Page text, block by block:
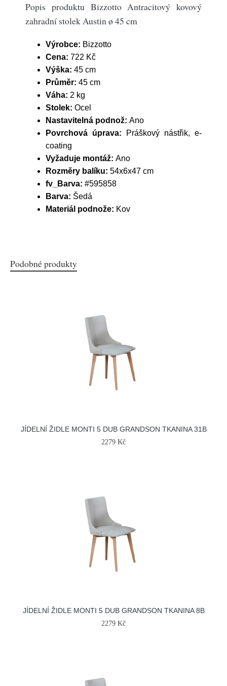
Popis produktu Bizzotto Antracitový kovový
zahradní stolek Austin ø 45 cm
Výrobce: Bizzotto
Cena: 722 Kč
Výška: 45 cm
Průměr: 45 cm
Váha: 2 kg
Stolek: Ocel
Nastavitelná podnož: Ano
Povrchová úprava:
Práškový nástřik, e-
coating
Vyžaduje montáž: Ano
Rozměry balíku: 54x6x47 cm
fv_Barva: #595858
Barva: Šedá
Materiál podnože: Kov
Podobné produkty
JÍDELNÍ ŽIDLE MONTI 5 DUB GRANDSON TKANINA 31B
2279 Kč
JÍDELNÍ ŽIDLE MONTI 5 DUB GRANDSON TKANINA 8B
2279 Kč